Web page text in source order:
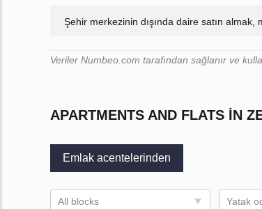
Şehir merkezinin dışında daire satın almak,
Veriler Numbeo.com tarafından sağlanır ve
APARTMENTS AND FLATS IN
Emlak acentelerinden
All blocks Yatak